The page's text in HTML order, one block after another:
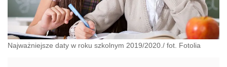
Najważniejsze daty w roku szkolnym 2019/2020./ fot. Fotolia